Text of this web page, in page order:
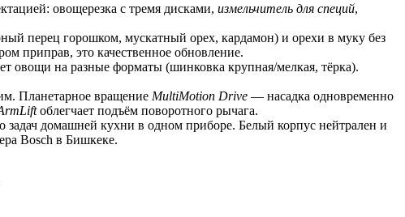
овощерезка с тремя дисками, измельчитель для специй,
перец горошком, мускатный орех, кардамон) и орехи в муку без
приправ, это качественное обновление.
овощи на разные форматы (шинковка крупная/мелкая, тёрка).
Планетарное вращение MultiMotion Drive — насадка одновременно
облегчает подъём поворотного рычага.
домашней кухни в одном приборе. Белый корпус нейтрален и
Bosch в Бишкеке.